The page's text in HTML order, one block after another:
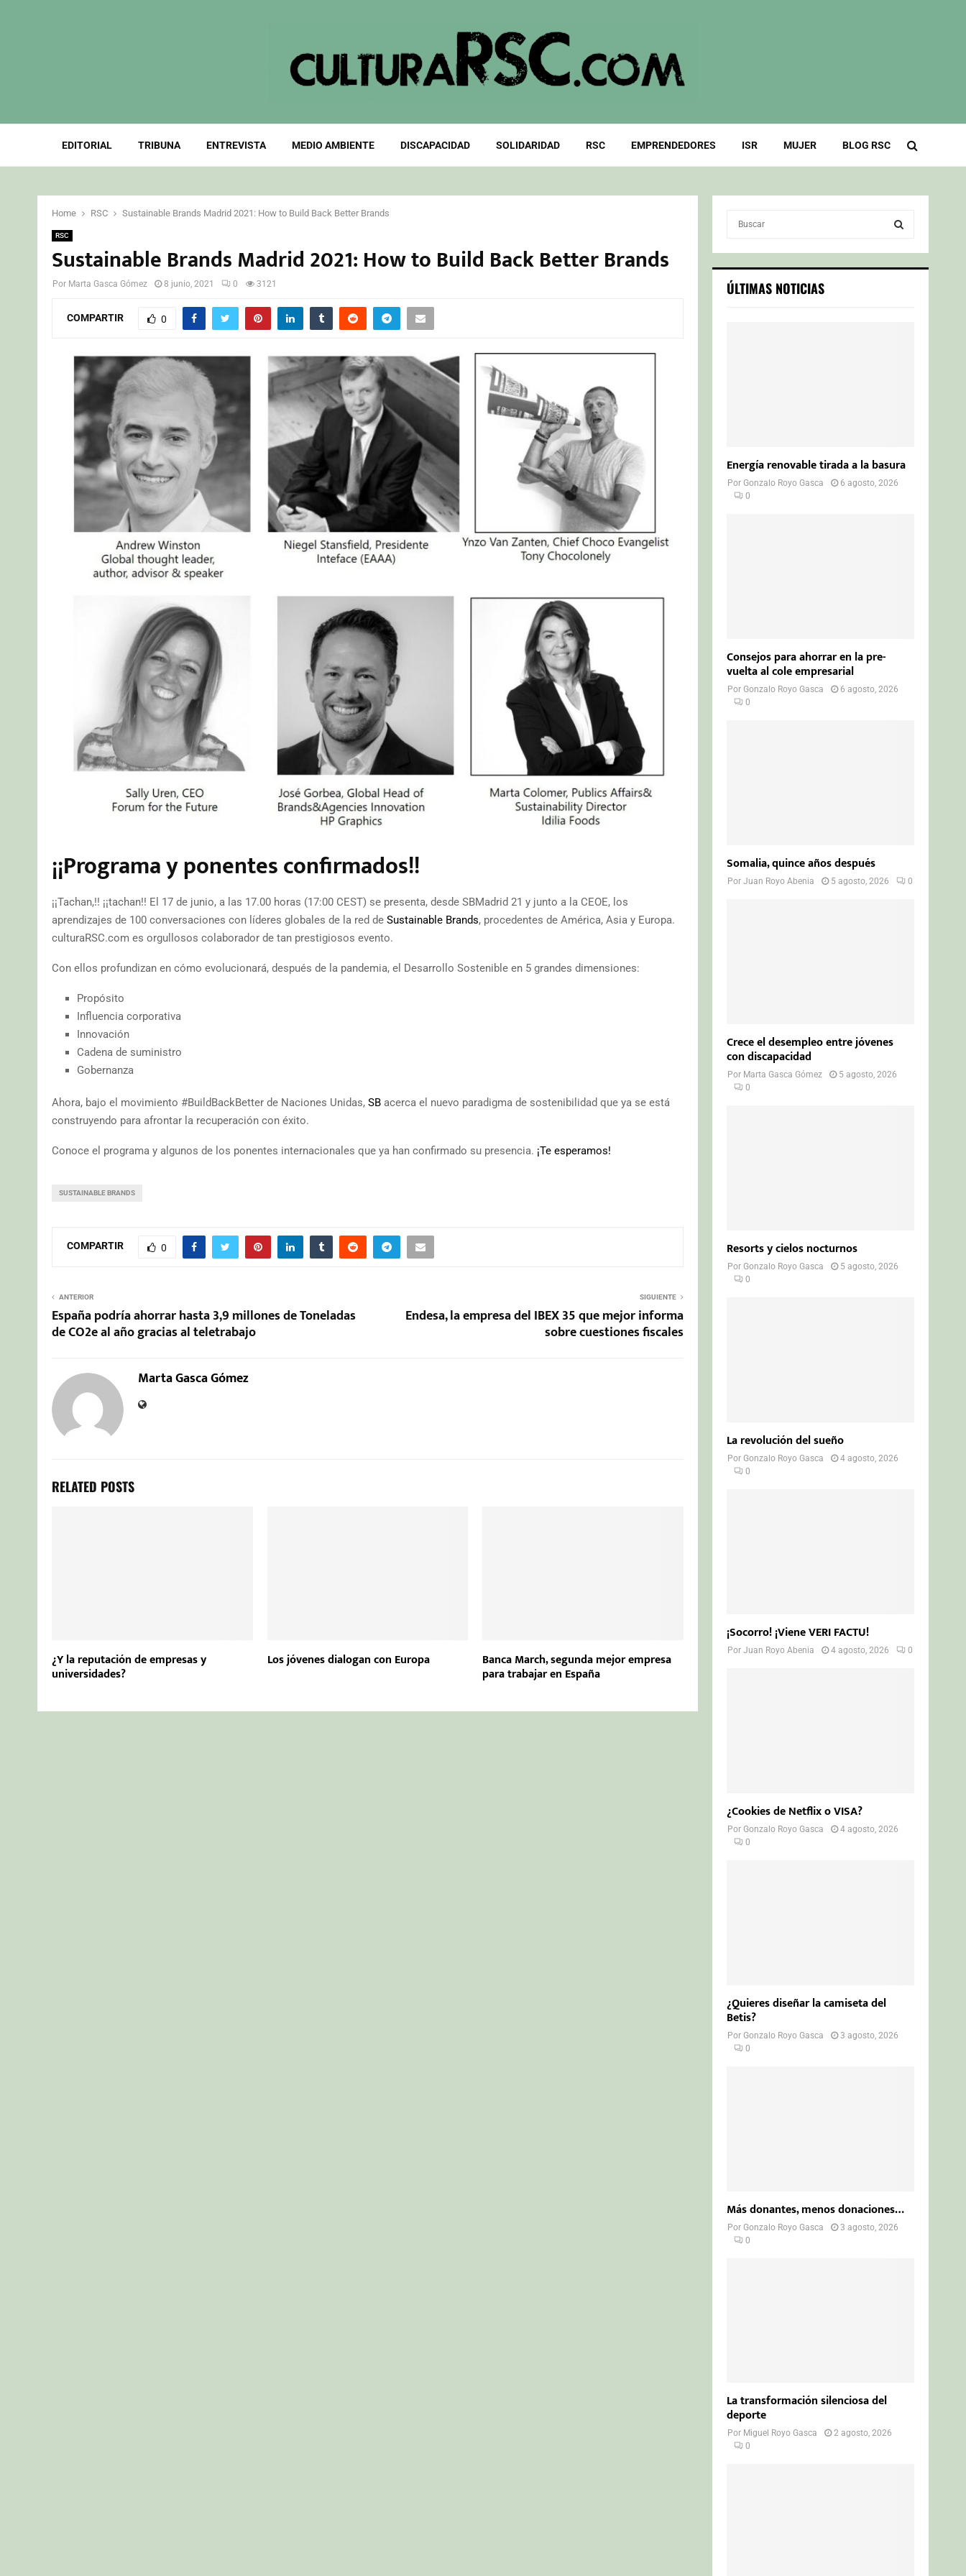
EDITORIAL TRIBUNA ENTREVISTA MEDIO AMBIENTE DISCAPACIDAD SOLIDARIDAD RSC EMPRENDEDORES ISR MUJER BLOG RSC
Home RSC Sustainable Brands Madrid 2021: How to Build Back Better Brands
RSC
Sustainable Brands Madrid 2021: How to Build Back Better Brands
Por Marta Gasca Gómez 8 junio, 2021 0 3121
COMPARTIR 0
¡¡Programa y ponentes confirmados!!
¡¡Tachan,!! ¡¡tachan!! El 17 de junio, a las 17.00 horas (17:00 CEST) se presenta, desde SBMadrid 21 y junto a la CEOE, los
aprendizajes de 100 conversaciones con líderes globales de la red de Sustainable Brands, procedentes de América, Asia y Europa.
culturaRSC.com es orgullosos colaborador de tan prestigiosos evento.
Con ellos profundizan en cómo evolucionará, después de la pandemia, el Desarrollo Sostenible en 5 grandes dimensiones:
Propósito
Influencia corporativa
Innovación
Cadena de suministro
Gobernanza
Ahora, bajo el movimiento #BuildBackBetter de Naciones Unidas, SB acerca el nuevo paradigma de sostenibilidad que ya se está
construyendo para afrontar la recuperación con éxito.
Conoce el programa y algunos de los ponentes internacionales que ya han confirmado su presencia. ¡Te esperamos!
SUSTAINABLE BRANDS
COMPARTIR 0
ANTERIOR
España podría ahorrar hasta 3,9 millones de Toneladas
de CO2e al año gracias al teletrabajo
SIGUIENTE
Endesa, la empresa del IBEX 35 que mejor informa
sobre cuestiones fiscales
Marta Gasca Gómez
RELATED POSTS
¿Y la reputación de empresas y
universidades?
Los jóvenes dialogan con Europa Banca March, segunda mejor empresa
para trabajar en España
c
h
S
ÚLTIMAS NOTICIAS
Energía renovable tirada a la basura
PorGonzalo Royo Gasca
6 agosto, 2026
0
Consejos para ahorrar en la pre-
vuelta al cole empresarial
PorGonzalo Royo Gasca
6 agosto, 2026
0
Somalia, quince años después
PorJuan Royo Abenia 5 agosto, 2026 0
Crece el desempleo entre jóvenes
con discapacidad
Por Marta Gasca Gómez
5 agosto, 2026
0
Resorts y cielos nocturnos
PorGonzalo Royo Gasca
5 agosto, 2026
0
La revolución del sueño
PorGonzalo Royo Gasca
4 agosto, 2026
0
¡Socorro! ¡Viene VERI FACTU!
PorJuan Royo Abenia 4 agosto, 2026 0
¿Cookies de Netflix o VISA?
PorGonzalo Royo Gasca
4 agosto, 2026
0
¿Quieres diseñar la camiseta del
Betis?
PorGonzalo Royo Gasca
3 agosto, 2026
0
Más donantes, menos donaciones…
PorGonzalo Royo Gasca
3 agosto, 2026
0
La transformación silenciosa del
deporte
Por Miguel Royo Gasca
2 agosto, 2026
0